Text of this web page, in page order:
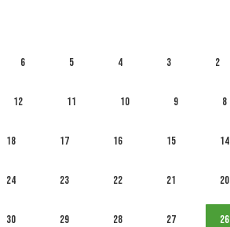
2
3
4
5
6
8
9
10
11
12
14
15
16
17
18
20
21
22
23
24
26
27
28
29
30